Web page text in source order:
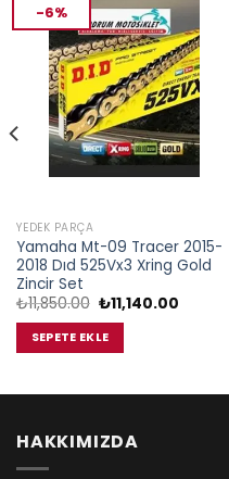
-6%
YEDEK PARÇA
Yamaha Mt-09 Tracer 2015-
2018 Dıd 525Vx3 Xring Gold
Zincir Set
₺11,850.00 Orijinal
fiyat:
₺11,850.00.
₺11,140.00Şu
SEPETE EKLE
HAKKIMIZDA